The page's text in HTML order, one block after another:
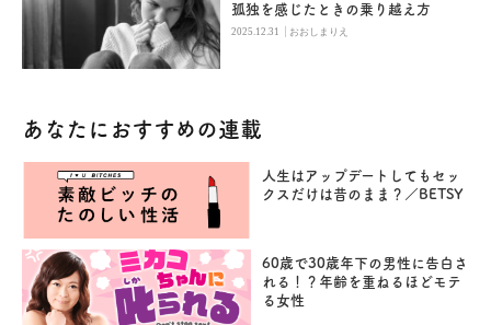
孤独を感じたときの乗り越え方
2025.12.31 | おおしまりえ
あなたにおすすめの連載
人生はアップデートしてもセッ
クスだけは昔のまま？／BETSY
60歳で30歳年下の男性に告白さ
れる！？年齢を重ねるほどモテ
る女性